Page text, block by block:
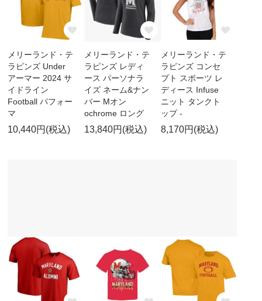
メリーランド・テ
ラピンズ Under
アーマー 2024 サ
イドライン
Football パフォー
マ
10,440円(税込)
メリーランド・テ
ラピンズ レディ
ース パーソナラ
イズ ネーム&ナン
バー Mオン
ochrome ロング
13,840円(税込)
メリーランド・テ
ラピンズ コンセ
プト スポーツ レ
ディース Infuse
ニット タンクト
ップ -
8,170円(税込)